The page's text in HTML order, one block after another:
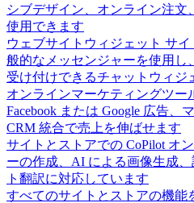
シブデザイン、オンライン注
使用できます
ウェブサイトウィジェット サイ
般的なメッセンジャーを使用し
受け付けできるチャットウィジ
オンラインマーケティングツー
Facebook または Google 広告、
CRM 統合で売上を伸ばせます
サイトとストアでの CoPilot オ
ーの作成、AI による画像生成
ト翻訳に対応しています
すべてのサイトとストアの機能